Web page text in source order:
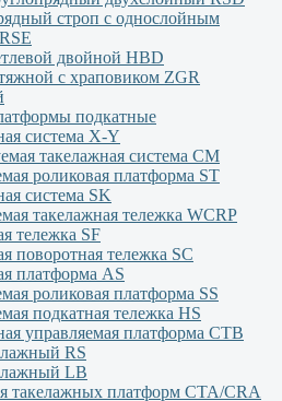
строп с однослойным
двойной HBD
с храповиком ZGR
подкатные
система X-Y
такелажная система СМ
роликовая платформа ST
система SK
такелажная тележка WCRP
тележка SF
поворотная тележка SC
платформа AS
роликовая платформа SS
подкатная тележка HS
управляемая платформа СТВ
RS
LB
такелажных платформ СТА/CRA